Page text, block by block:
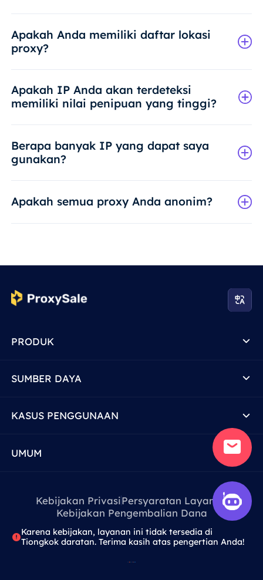
Apakah Anda memiliki daftar lokasi
proxy?
Apakah IP Anda akan terdeteksi
memiliki nilai penipuan yang tinggi?
Berapa banyak IP yang dapat saya
gunakan?
Apakah semua proxy Anda anonim?
PRODUK
SUMBER DAYA
KASUS PENGGUNAAN
UMUM
Kebijakan PrivasiPersyaratan Layanan
Kebijakan Pengembalian Dana
Karena kebijakan, layanan ini tidak tersedia di
Tiongkok daratan. Terima kasih atas pengertian Anda!